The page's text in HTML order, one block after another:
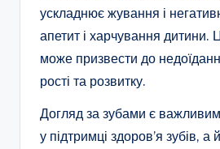
ускладнює жування і
апетит і харчування дитини.
може призвести до
рості та розвитку.
Догляд за зубами є
у підтримці здоров’я зубів, а